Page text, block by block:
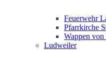
Feuerwehr
Pfarrkirche
Wappen
Ludweiler